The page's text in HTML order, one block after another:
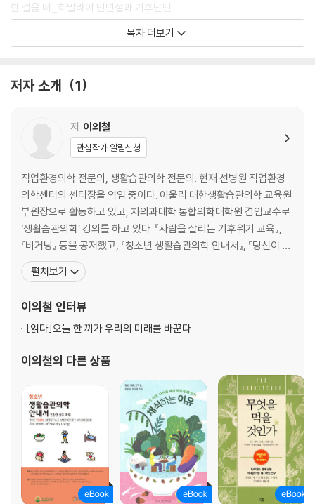
한 걸음 더_히말라야 만년설과 기후난민
온실가스 중에서도 해결해야 할 우선순위가 있다
해양생물까지도 먹지 말아야 하는 이유
한 걸음 더_팜유 반대는 친환경적일까?
3부. 인류의 멸종에 저항하는 영양학
단백질 집착이 재앙을 부른다
건강을 해치는 저탄수화물 다이어트
성장 집착이 아이들의 건강과 지구를 망친다
현대 만성질환의 모든 원인, 인슐린 저항성
한 걸음 더_미래를 위협하는 건강 재앙, 치매
4부. 기후미식, 모두를 위한 지속가능한 레시피
이제 기후미식이 뉴노멀이다
탄소배출 제로를 향한 국제 연대
K-자연식물식을 위한 상상력
풍성하고, 다채롭고, 이로운 자연식물식 실천하기
한 걸음 더_ ‘채식을 기본으로’ 운동
에필로그 | 기후악당에서 기후미식 선도국으로
부록
목차 더보기
저자 소개 1
저 이의철
관심작가 알림신청
직업환경의학 전문의, 생활습관의학 전문의. 현재 선병원 직업환경
의학센터의 센터장을 역임 중이다. 아울러 대한생활습관의학 교육원
부원장으로 활동하고 있고, 차의과대학 통합의학대학원 겸임교수로
‘생활습관의학’ 강의를 하고 있다. 『사람을 살리는 기후위기 교육』,
『비거닝』 등을 공저했고, 『청소년 생활습관의학 안내서』, 『당신이 병
드는 이유』를 번역했으며, 『무엇을 먹을 것인가』 및 자연식물식과 관
련된 다양한 번역서를 감수했다. 최근에는 건강뿐만 아니라 기후 위
실을 널리 알리기 위해 노력하고 있다. 자연식물식과 관련된 다
펼쳐보기
이의철 인터뷰
[읽다]오늘 한 끼가 우리의 미래를 바꾼다
이의철의 다른 상품